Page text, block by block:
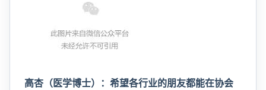
高杏（医学博士）：希望各行业的朋友都能在协会